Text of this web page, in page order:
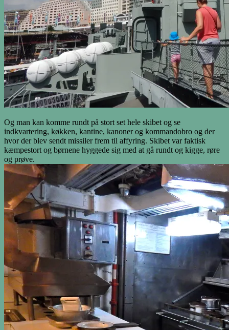
Og man kan komme rundt på stort set hele skibet og se
indkvartering, køkken, kantine, kanoner og kommandobro og der
hvor der blev sendt missiler frem til affyring. Skibet var faktisk
kæmpestort og børnene hyggede sig med at gå rundt og kigge, røre
og prøve.